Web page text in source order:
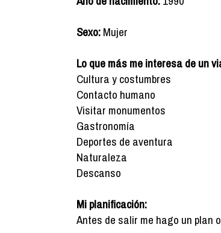
Sexo:Mujer
Lo que más me interesa de un
Cultura y costumbres
Contacto humano
Visitar monumentos
Gastronomía
Deportes de aventura
Naturaleza
Descanso
Mi planificación:
Antes de salir me hago un plan